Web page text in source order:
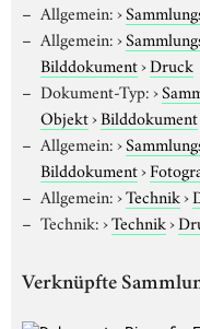
Allgemein:›
Allgemein:›
Bilddokument›Druck
Dokument-Typ:›
Objekt›Bilddokument
Allgemein:›
Bilddokument›
Allgemein:›Technik›
Technik:›Technik›
Verknüpfte